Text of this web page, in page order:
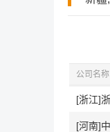
公司名称
[浙江]
[河南]